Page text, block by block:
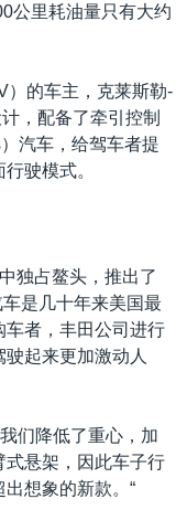
公里耗油量只有大约
）的车主，克莱斯勒-
，配备了牵引控制
汽车，给驾车者提
驶模式。
独占鳌头，推出了
是几十年来美国最
车者，丰田公司进行
起来更加激动人
们降低了重心，加
式悬架，因此车子行
想象的新款。“